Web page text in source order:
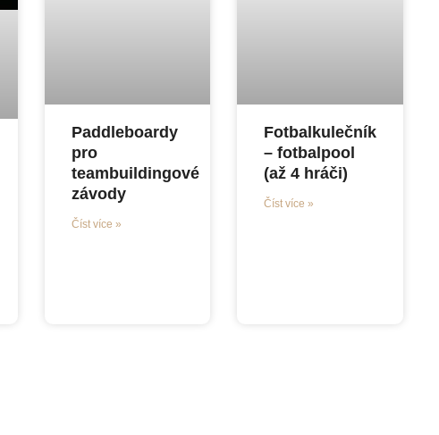
Paddleboardy
pro
teambuildingové
závody
Číst více »
Fotbalkulečník
– fotbalpool
(až 4 hráči)
Číst více »